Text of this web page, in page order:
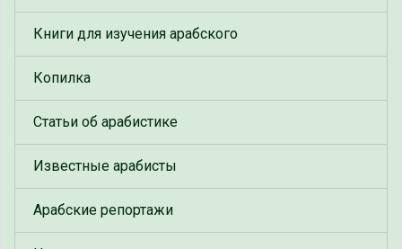
Книги для изучения арабского
Копилка
Статьи об арабистике
Известные арабисты
Арабские репортажи